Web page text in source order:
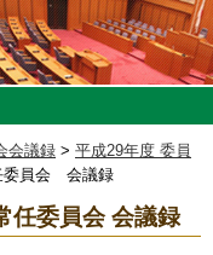
会議録 > 平成29年度 委員
委員会 会議録
任委員会 会議録